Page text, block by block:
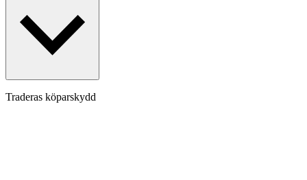
Traderas köparskydd